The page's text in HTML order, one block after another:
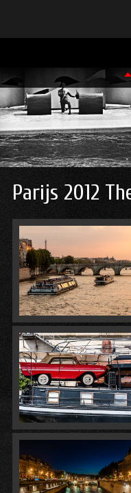
93 94 95 96 96
03 08 08 09 10
21 23 23 24
Parijs 2012